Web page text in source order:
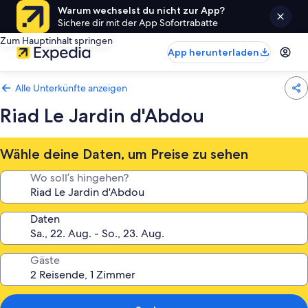
Warum wechselst du nicht zur App?
Sichere dir mit der App Sofortrabatte
Zum Hauptinhalt springen
App herunterladen
Alle Unterkünfte anzeigen
Riad Le Jardin d'Abdou
Wähle deine Daten, um Preise zu sehen
Wo soll’s hingehen?
Daten
Gäste